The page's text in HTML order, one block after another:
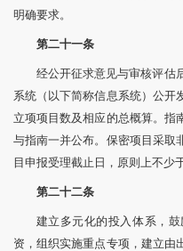
明确要求。
第二十一条
经公开征求意见与审核评估
系统（以下简称信息系统）公开
立项项目数及相应的总概算。指
与指南一并公布。保密项目采取
目申报受理截止日，原则上不少
第二十二条
建立多元化的投入体系，
资，组织实施重点专项，建立由